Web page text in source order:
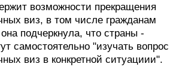
возможности прекращения
виз, в том числе гражданам
подчеркнула, что страны -
самостоятельно "изучать вопрос
виз в конкретной ситуациии".